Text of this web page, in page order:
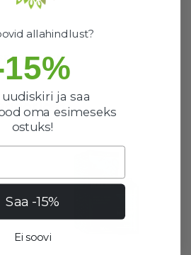
allahindlust?
ja saa
oma esimeseks
ostuks!
Saa -15%
Ei soovi